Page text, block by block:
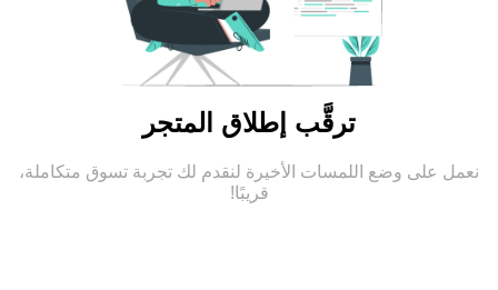
ترقَّب إطلاق المتجر
نعمل على وضع اللمسات الأخيرة لنقدم لك تجربة تسوق متكاملة،
قريبًا!